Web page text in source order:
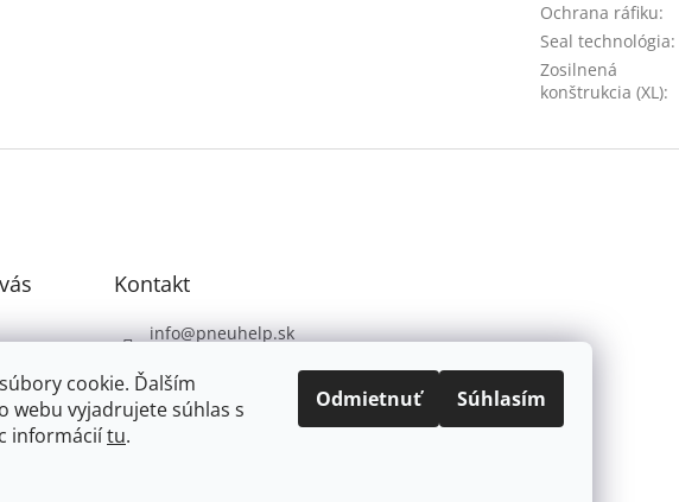
cookie. Ďalším
webu vyjadrujete súhlas s
informáciítu.
Odmietnuť Súhlasím
Ochrana ráfiku:
Seal technológia:
Zosilnená
konštrukcia (XL):
Kontakt
info@pneuhelp.sk